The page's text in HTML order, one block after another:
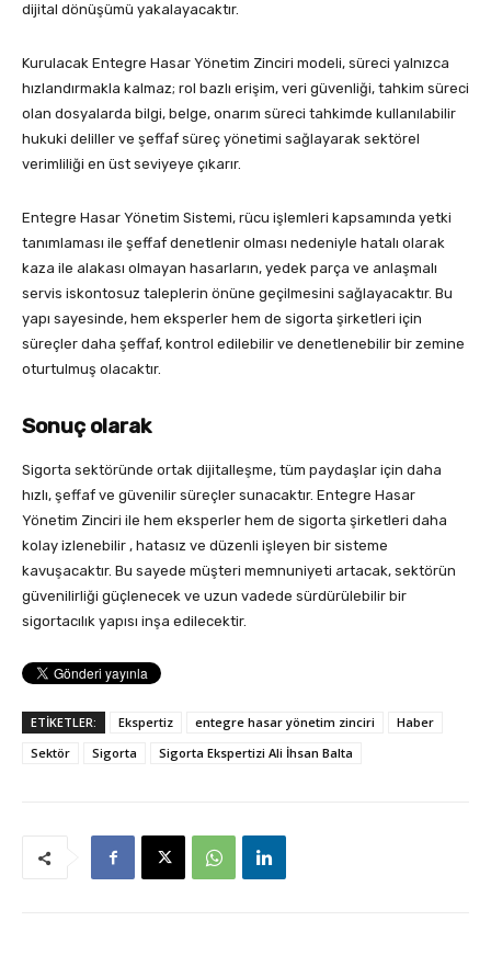
dijital dönüşümü yakalayacaktır.
Kurulacak Entegre Hasar Yönetim Zinciri modeli, süreci yalnızca
hızlandırmakla kalmaz; rol bazlı erişim, veri güvenliği, tahkim süreci
olan dosyalarda bilgi, belge, onarım süreci tahkimde kullanılabilir
hukuki deliller ve şeffaf süreç yönetimi sağlayarak sektörel
verimliliği en üst seviyeye çıkarır.
Entegre Hasar Yönetim Sistemi, rücu işlemleri kapsamında yetki
tanımlaması ile şeffaf denetlenir olması nedeniyle hatalı olarak
kaza ile alakası olmayan hasarların, yedek parça ve anlaşmalı
servis iskontosuz taleplerin önüne geçilmesini sağlayacaktır. Bu
yapı sayesinde, hem eksperler hem de sigorta şirketleri için
süreçler daha şeffaf, kontrol edilebilir ve denetlenebilir bir zemine
oturtulmuş olacaktır.
Sonuç olarak
Sigorta sektöründe ortak dijitalleşme, tüm paydaşlar için daha
hızlı, şeffaf ve güvenilir süreçler sunacaktır. Entegre Hasar
Yönetim Zinciri ile hem eksperler hem de sigorta şirketleri daha
kolay izlenebilir , hatasız ve düzenli işleyen bir sisteme
kavuşacaktır. Bu sayede müşteri memnuniyeti artacak, sektörün
güvenilirliği güçlenecek ve uzun vadede sürdürülebilir bir
sigortacılık yapısı inşa edilecektir.
ETİKETLER: Ekspertiz entegre hasar yönetim zinciri
Haber
Sektör
Sigorta Sigorta Ekspertizi Ali İhsan Balta